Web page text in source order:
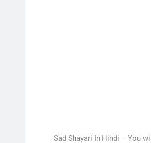
Sad Shayari In Hindi – You